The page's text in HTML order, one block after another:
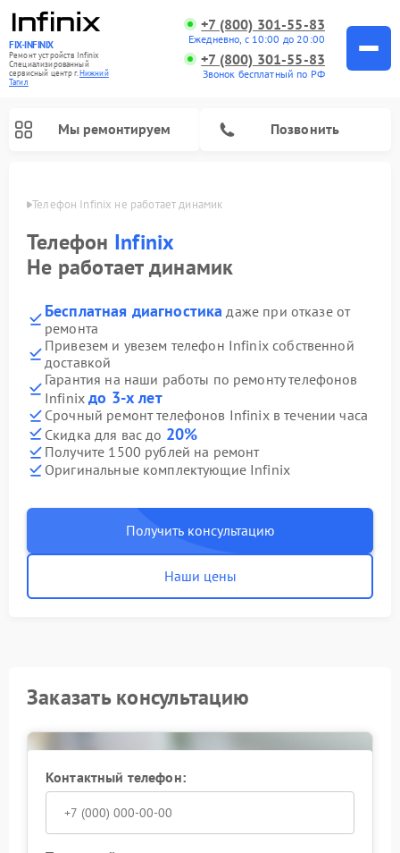
FIX-INFINIX
Ремонт устройств Infinix
Специализированный
cервисный центр г.Нижний
Тагил
+7 (800) 301-55-83
Ежедневно, с 10:00 до 20:00
+7 (800) 301-55-83
Звонок бесплатный по РФ
Мы ремонтируем Позвонить
Телефон Infinix не работает динамик
Телефон Infinix
Не работает динамик
Бесплатная диагностика даже при отказе от
ремонта
Привезем и увезем телефон Infinix собственной
доставкой
Гарантия на наши работы по ремонту телефонов
Infinixдо 3-х лет
Срочный ремонт телефонов Infinix в течении часа
Скидка для вас до 20%
Получите 1500 рублей на ремонт
Оригинальные комплектующие Infinix
Получить консультацию
Наши цены
Заказать консультацию
Контактный телефон: